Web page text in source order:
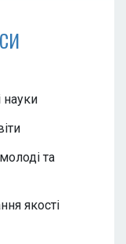
науки
та
якості